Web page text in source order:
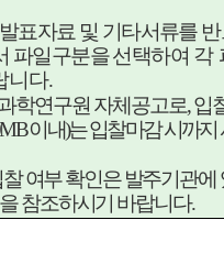
발표자료 및 기타서류를
파일구분을 선택하여 각
니다.
학연구원 자체공고로,입
이내)는 입찰마감 시까
여부 확인은 발주기관에
참조하시기 바랍니다.